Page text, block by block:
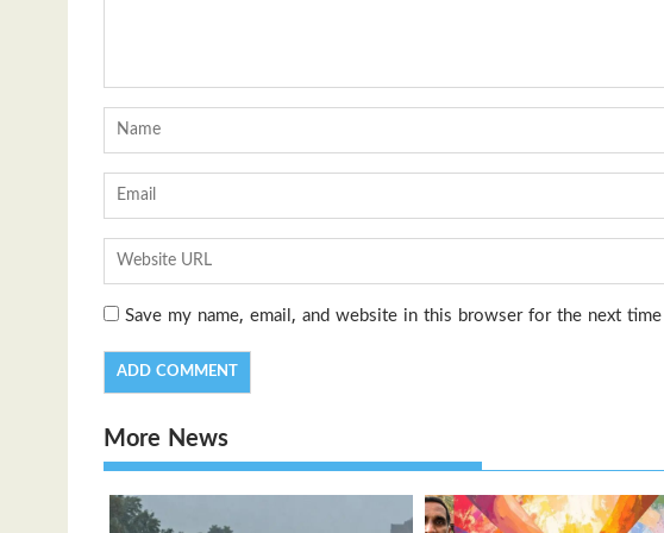
Save my name, email, and website in this browser for the next
More News